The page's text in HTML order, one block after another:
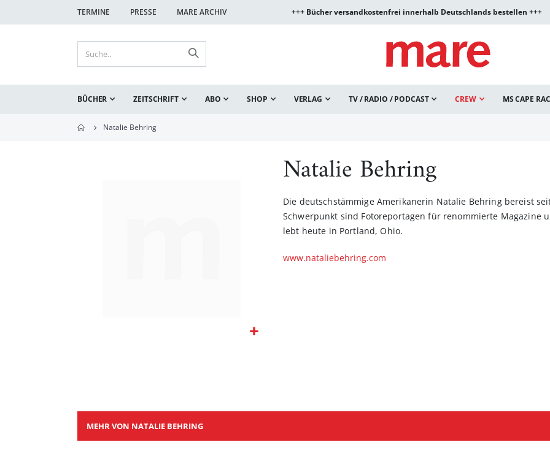
TERMINE PRESSE MARE ARCHIV +++ Bücher versandkostenfrei innerhalb Deutschlands bestellen +++
BÜCHER ZEITSCHRIFT ABO SHOP VERLAG TV / RADIO / PODCAST CREW MS CAPE
Natalie Behring
Natalie Behring
Die deutschstämmige Amerikanerin Natalie Behring bereist
Schwerpunkt sind Fotoreportagen für renommierte Magazine
lebt heute in Portland, Ohio.
www.nataliebehring.com
MEHR VON NATALIE BEHRING